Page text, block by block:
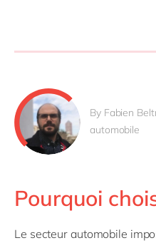
By Fabien
automobile
Pourquoi
Le secteur automobile